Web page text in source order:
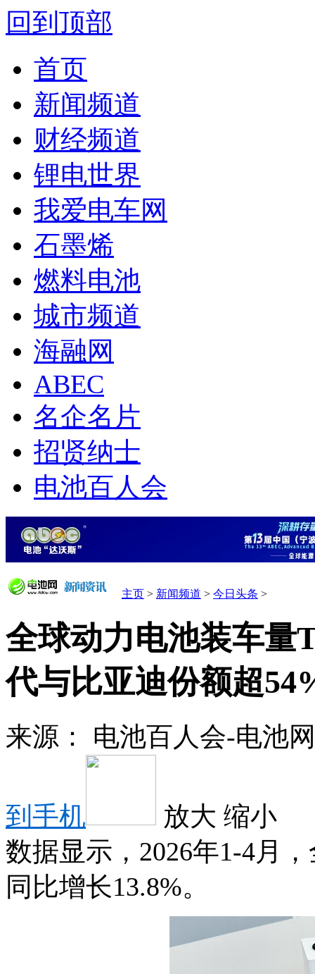
回到顶部
首页
新闻频道
财经频道
锂电世界
我爱电车网
石墨烯
燃料电池
城市频道
海融网
ABEC
名企名片
招贤纳士
电池百人会
主页 > 新闻频道 > 今日头条 >
全球动力电池装车量
代与比亚迪份额超
来源： 电池百人会-电池
到手机 放大 缩小
数据显示，2026年1-4月
同比增长13.8%。